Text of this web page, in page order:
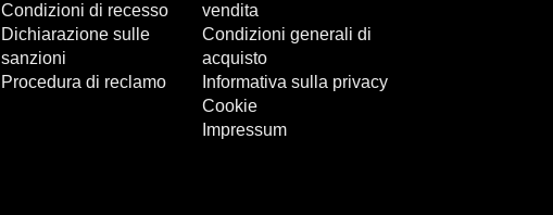
Condizioni di recesso
Dichiarazione sulle
sanzioni
Procedura di reclamo
vendita
Condizioni generali di
acquisto
Informativa sulla privacy
Cookie
Impressum